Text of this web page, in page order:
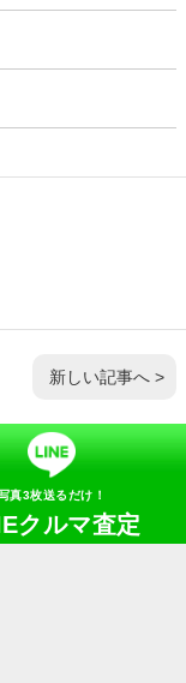
新しい記事へ >
真3枚送るだけ！
クルマ査定